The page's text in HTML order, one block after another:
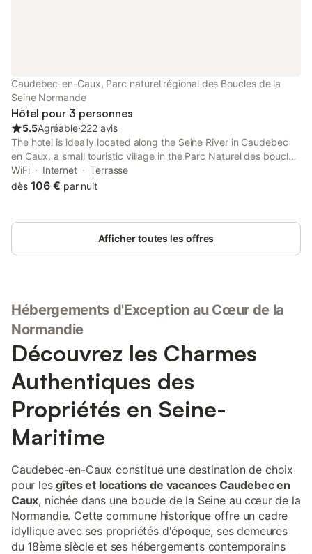
Caudebec-en-Caux, Parc naturel régional des Boucles de la
Seine Normande
Hôtel pour 3 personnes
5.5Agréable⋅222 avis
The hotel is ideally located along the Seine River in Caudebec
en Caux, a small touristic village in the Parc Naturel des boucles
de la Seine Normande. The Normotel offers comfortable rooms
with a simple and functional decoration.
WiFi Internet
Terrasse
dès 106 € par nuit
Afficher toutes les offres
Hébergements d'Exception au Cœur de la
Normandie
Découvrez les Charmes
Authentiques des
Propriétés en Seine-
Maritime
Caudebec-en-Caux constitue une destination de choix
pour lesgîtes et locations de vacances Caudebec en
Caux, nichée dans une boucle de la Seine au cœur de la
Normandie. Cette commune historique offre un cadre
idyllique avec ses propriétés d'époque, ses demeures
du 18ème siècle et ses hébergements contemporains